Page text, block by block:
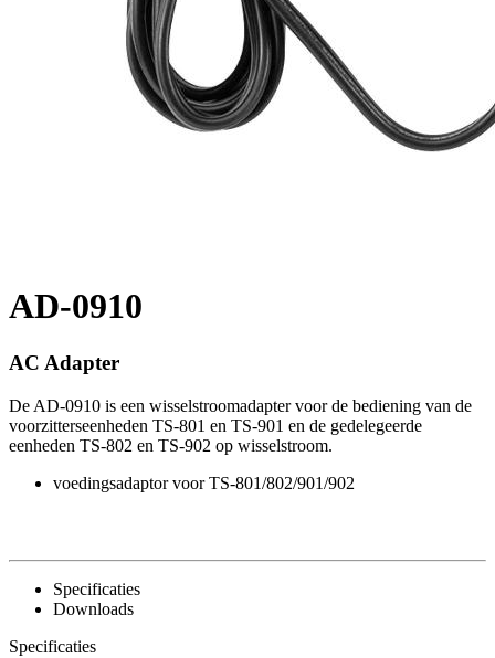
AD-0910
AC Adapter
De AD-0910 is een wisselstroomadapter voor de bediening van de
voorzitterseenheden TS-801 en TS-901 en de gedelegeerde
eenheden TS-802 en TS-902 op wisselstroom.
voedingsadaptor voor TS-801/802/901/902
Specificaties
Downloads
Specificaties